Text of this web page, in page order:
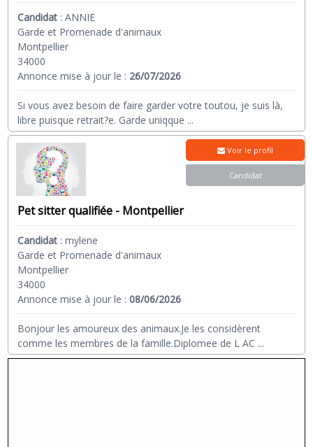
Candidat :ANNIE
Garde et Promenade d'animaux
Montpellier
34000
Annonce mise à jour le : 26/07/2026
Si vous avez besoin de faire garder votre toutou, je suis là,
libre puisque retrait?e. Garde uniqque ...
Pet sitter qualifiée - Montpellier
Candidat :mylene
Garde et Promenade d'animaux
Montpellier
34000
Annonce mise à jour le :08/06/2026
Bonjour les amoureux des animaux.Je les considèrent
comme les membres de la famille.Diplomee de L AC ...
Voir le profil
Candidat